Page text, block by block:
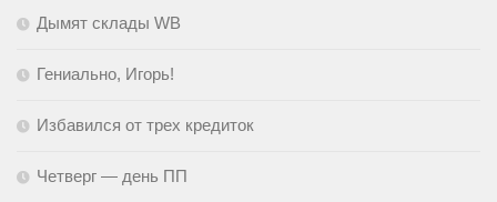
Дымят склады WB
Гениально, Игорь!
Избавился от трех кредиток
Четверг — день ПП